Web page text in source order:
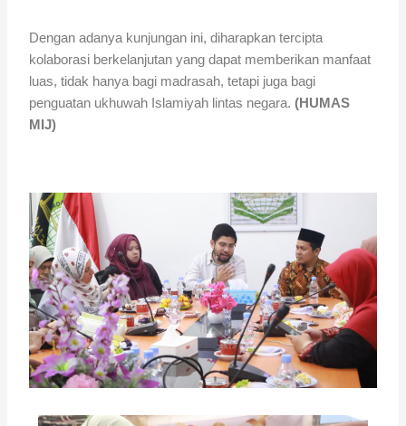
Dengan adanya kunjungan ini, diharapkan tercipta
kolaborasi berkelanjutan yang dapat memberikan manfaat
luas, tidak hanya bagi madrasah, tetapi juga bagi
penguatan ukhuwah Islamiyah lintas negara.(HUMAS
MIJ)